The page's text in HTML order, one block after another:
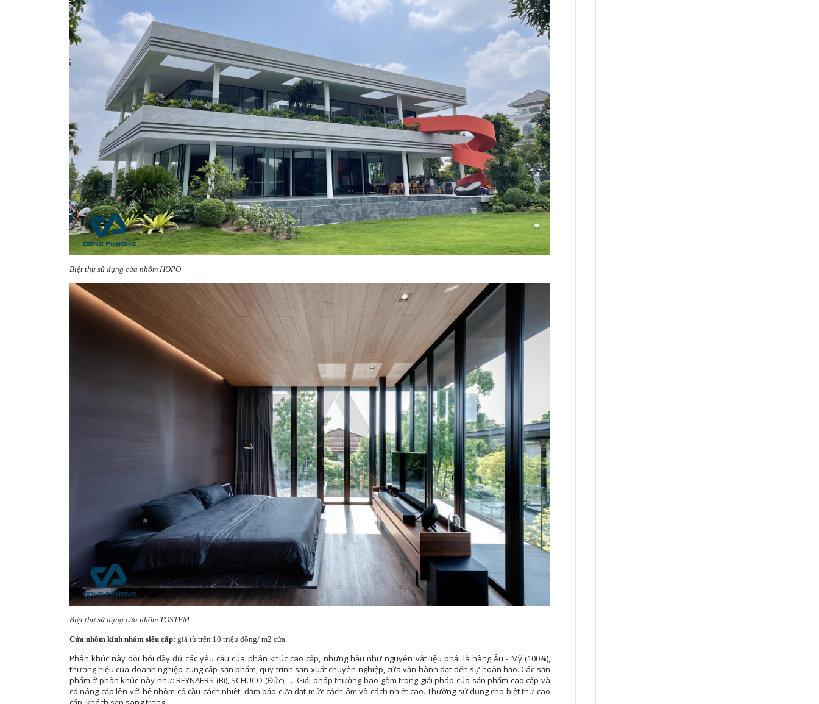
Biệt thự sử dụng cửa nhôm HOPO
Biệt thự sử dụng cửa nhôm TOSTEM
Cửa nhôm kính nhóm siêu cấp: giá từ trên 10 triệu đồng/ m2 cửa.
Phân khúc này đòi hỏi đầy đủ các yêu cầu của phân khúc cao cấp, nhưng hầu như nguyên vật liệu phải là hàng Âu - Mỹ (100%),
thương hiệu của doanh nghiệp cung cấp sản phẩm, quy trình sản xuất chuyên nghiệp, cửa vận hành đạt đến sự hoàn hảo. Các sản
phẩm ở phân khúc này như: REYNAERS (Bỉ), SCHUCO (Đức), … Giải pháp thường bao gồm trong giải pháp của sản phẩm cao cấp và
có nâng cấp lên với hệ nhôm có cầu cách nhiệt, đảm bảo cửa đạt mức cách âm và cách nhiệt cao. Thường sử dụng cho biệt thự cao